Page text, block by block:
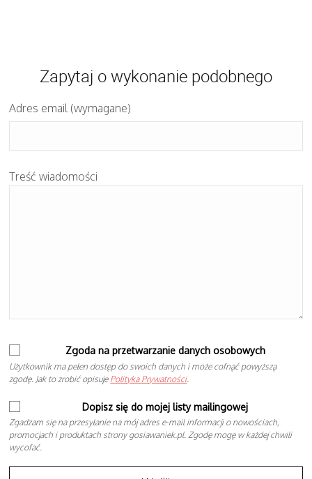
Zapytaj o wykonanie podobnego
Adres email (wymagane)
Treść wiadomości
Zgoda na przetwarzanie danych osobowych
Użytkownik ma pełen dostęp do swoich danych i może cofnąć powyższą
zgodę. Jak to zrobić opisuje Polityka Prywatności.
Dopisz się do mojej listy mailingowej
Zgadzam się na przesyłanie na mój adres e-mail informacji o nowościach,
promocjach i produktach strony gosiawaniek.pl. Zgodę mogę w każdej chwili
wycofać.